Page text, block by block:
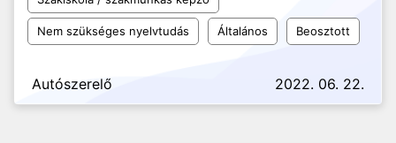
Nem szükséges nyelvtudás Általános Beosztott
Autószerelő 2022. 06. 22.